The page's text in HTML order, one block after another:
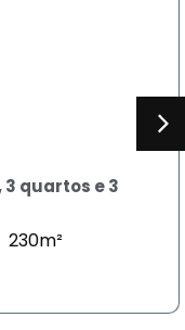
quartos e 3
230m²